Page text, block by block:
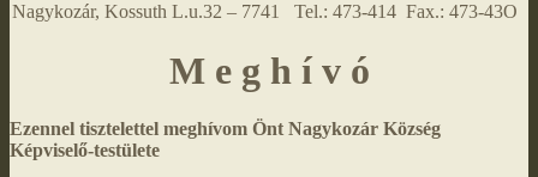
Nagykozár, Kossuth L.u.32 – 7741 Tel.: 473-414 Fax.: 473-43O
M e g h í v ó
Ezennel tisztelettel meghívom Önt Nagykozár Község
Képviselő-testülete